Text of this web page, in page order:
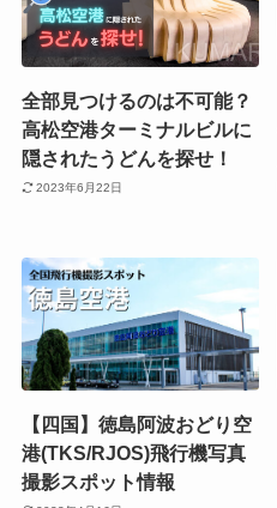
全部見つけるのは不可能？
高松空港ターミナルビルに
隠されたうどんを探せ！
2023年6月22日
【四国】徳島阿波おどり空
港(TKS/RJOS)飛行機写真
撮影スポット情報